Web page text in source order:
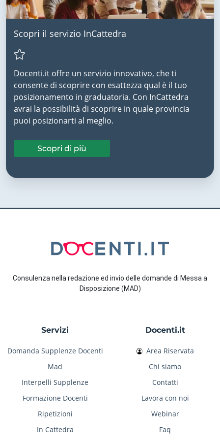
Scopri il servizio InCattedra
Docenti.it offre un servizio innovativo, che ti
consente di scoprire con esattezza qual è il tuo
posizionamento in graduatoria. Con InCattedra
avrai la possibilità di scoprire in quale provincia
puoi posizionarti al meglio.
Scopri di più
Consulenza nella redazione ed invio delle domande di Messa a
Disposizione (MAD)
Servizi
Domanda Supplenze Docenti
Mad
Interpelli Supplenze
Formazione Docenti
Ripetizioni
In Cattedra
Docenti.it
Area Riservata
Chi siamo
Contatti
Lavora con noi
Webinar
Faq